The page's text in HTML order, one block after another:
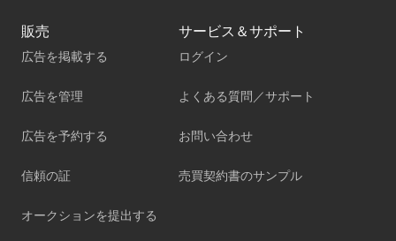
販売
広告を掲載する
広告を管理
広告を予約する
信頼の証
オークションを提出する
サービス＆サポート
ログイン
よくある質問／サポート
お問い合わせ
売買契約書のサンプル